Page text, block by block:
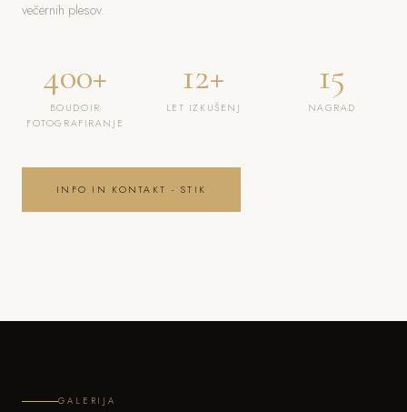
večernih plesov.
400+
BOUDOIR
FOTOGRAFIRANJE
12+
LET IZKUŠENJ
15
NAGRAD
INFO IN KONTAKT - STIK
GALERIJA